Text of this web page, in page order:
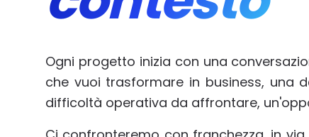
Ogni progetto inizia con una
che vuoi trasformare in business, una
difficoltà operativa da affrontare,